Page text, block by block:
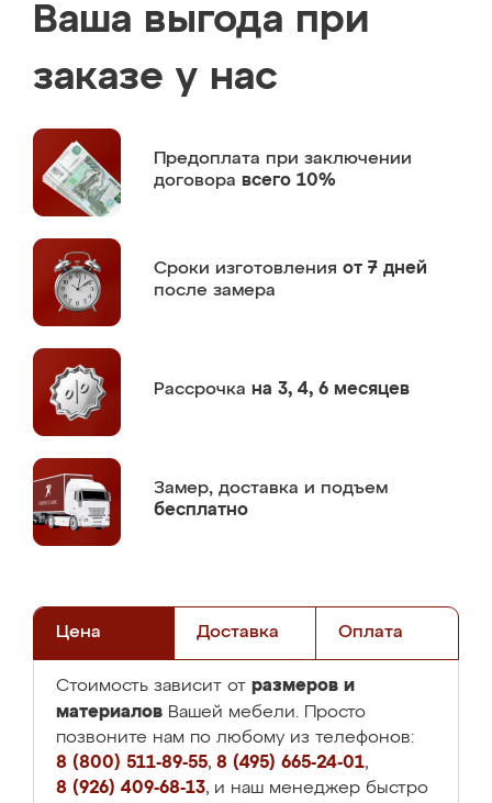
Ваша выгода при
заказе у нас
Предоплата при заключении
договора всего 10%
Сроки изготовления от 7 дней
после замера
Рассрочка на 3, 4, 6 месяцев
Замер, доставка и подъем
бесплатно
Цена Доставка Оплата
Стоимость зависит от размеров и
материалов Вашей мебели. Просто
позвоните нам по любому из телефонов:
8 (800) 511-89-55, 8 (495) 665-24-01,
8 (926) 409-68-13, и наш менеджер быстро